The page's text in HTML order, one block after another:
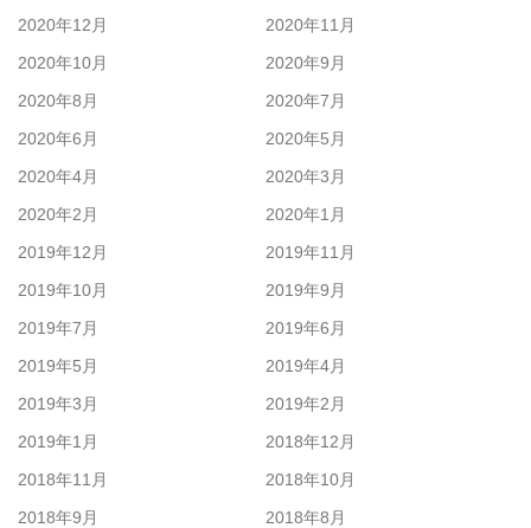
2020年12月
2020年11月
2020年10月
2020年9月
2020年8月
2020年7月
2020年6月
2020年5月
2020年4月
2020年3月
2020年2月
2020年1月
2019年12月
2019年11月
2019年10月
2019年9月
2019年7月
2019年6月
2019年5月
2019年4月
2019年3月
2019年2月
2019年1月
2018年12月
2018年11月
2018年10月
2018年9月
2018年8月